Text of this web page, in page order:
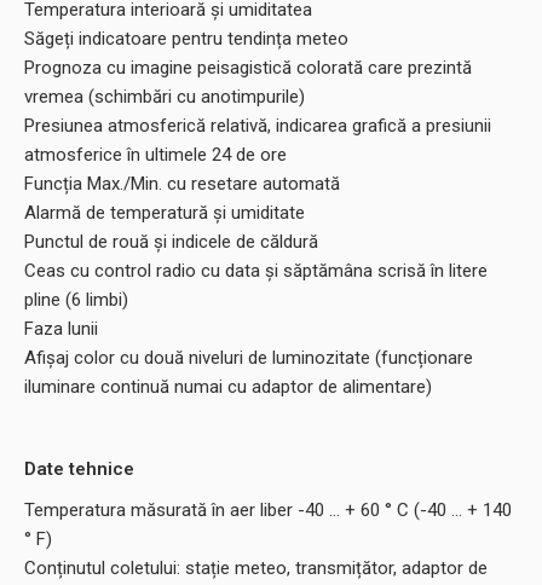
Temperatura interioară și umiditatea
Săgeți indicatoare pentru tendința meteo
Prognoza cu imagine peisagistică colorată care prezintă
vremea (schimbări cu anotimpurile)
Presiunea atmosferică relativă, indicarea grafică a presiunii
atmosferice în ultimele 24 de ore
Funcția Max./Min. cu resetare automată
Alarmă de temperatură și umiditate
Punctul de rouă și indicele de căldură
Ceas cu control radio cu data și săptămâna scrisă în litere
pline (6 limbi)
Faza lunii
Afișaj color cu două niveluri de luminozitate (funcționare
iluminare continuă numai cu adaptor de alimentare)
Date tehnice
Temperatura măsurată în aer liber -40 ... + 60 ° C (-40 ... + 140
° F)
Conținutul coletului: stație meteo, transmițător, adaptor de